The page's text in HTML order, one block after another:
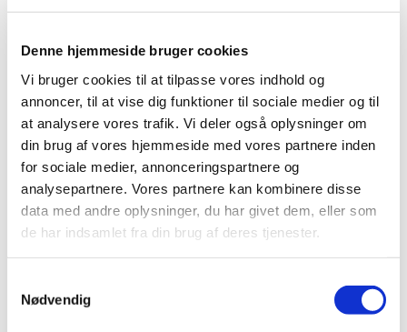
Denne hjemmeside bruger cookies
Vi bruger cookies til at tilpasse vores indhold og
annoncer, til at vise dig funktioner til sociale medier og til
at analysere vores trafik. Vi deler også oplysninger om
din brug af vores hjemmeside med vores partnere inden
for sociale medier, annonceringspartnere og
analysepartnere. Vores partnere kan kombinere disse
data med andre oplysninger, du har givet dem, eller som
de har indsamlet fra din brug af deres tjenester.
Nødvendig
|10. januar 2023|
ændringer på hjemmesiden, som er relevant for
EMA undersøger, om miljøpåvirkningen fra
loppe- og flåtmidler til hund og kat bør
revurderes
|9. januar 2023|
Frem til 31. marts 2023 er der offentlig høring om,
hvordan naturen bliver påvirket, når loppe- og…
Forslag til lovændring af forordningen om
6. januar 2023